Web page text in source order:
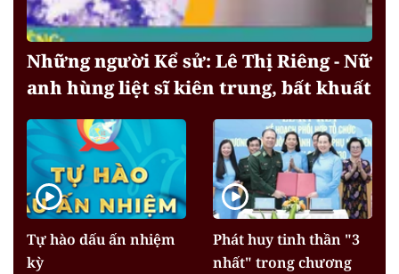
Những người Kể sử: Lê Thị Riêng - Nữ
anh hùng liệt sĩ kiên trung, bất khuất
Tự hào dấu ấn nhiệm
kỳ
Phát huy tinh thần "3
nhất" trong chương